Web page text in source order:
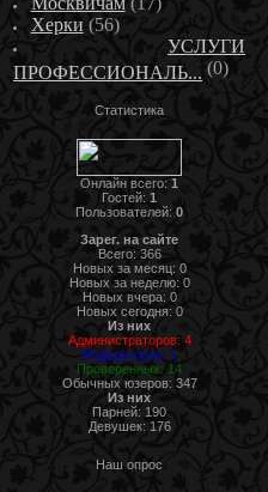
Херки (56)
УСЛУГИ
ПРОФЕССИОНАЛЬ... (0)
Статистика
Онлайн всего: 1
Гостей: 1
Пользователей: 0
Зарег. на сайте
Всего: 366
Новых за месяц: 0
Новых за неделю: 0
Новых вчера: 0
Новых сегодня: 0
Из них
Администраторов: 4
Модераторов: 1
Проверенных: 14
Обычных юзеров: 347
Из них
Парней: 190
Девушек: 176
Наш опрос